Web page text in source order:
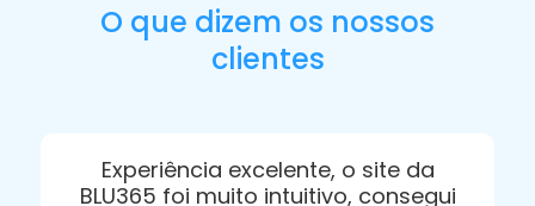
O que dizem os nossos
clientes
Experiência excelente, o site da
BLU365 foi muito intuitivo, consegui